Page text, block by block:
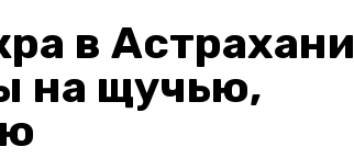
в Астрахани
на щучью,